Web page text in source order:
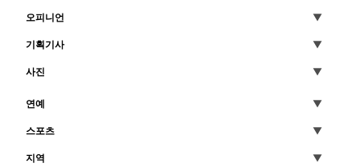
오피니언
기획기사
사진
연예
스포츠
지역